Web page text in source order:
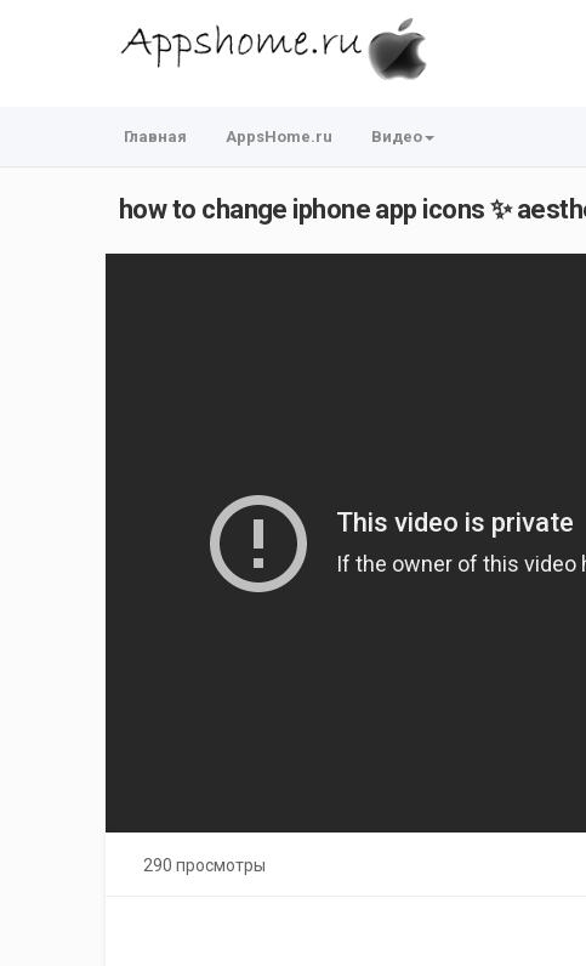
Главная AppsHome.ru Видео
how to change iphone app icons ✨
290 просмотры